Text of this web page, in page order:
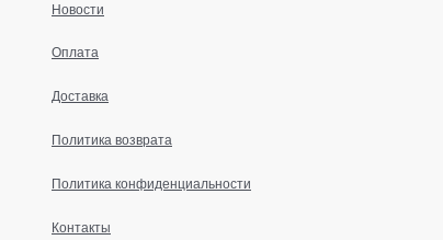
Новости
Оплата
Доставка
Политика возврата
Политика конфиденциальности
Контакты